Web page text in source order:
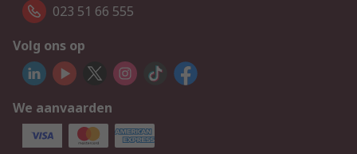
023 51 66 555
Volg ons op
We aanvaarden